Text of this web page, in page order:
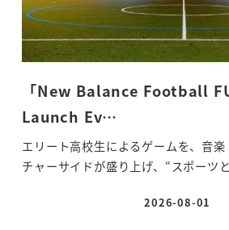
「New Balance Football
Launch Ev…
エリート高校生によるゲームを、音
チャーサイドが盛り上げ、“スポー
投稿日
2026-08-01